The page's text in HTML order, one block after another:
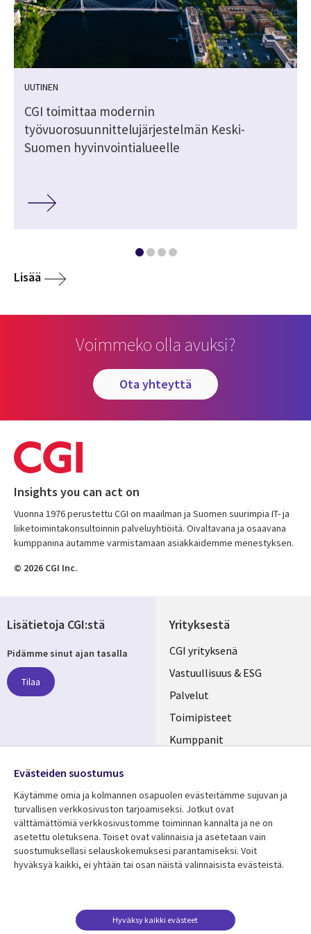
UUTINEN
CGI toimittaa modernin
työvuorosuunnittelujärjestelmän Keski-
Suomen hyvinvointialueelle
Lisää
Voimmeko olla avuksi?
ota yhteyttä
Insights you can act on
Vuonna 1976 perustettu CGI on maailman ja Suomen suurimpia IT- ja
liiketoimintakonsultoinnin palveluyhtiöitä. Oivaltavana ja osaavana
kumppanina autamme varmistamaan asiakkaidemme menestyksen.
© 2026 CGI Inc.
Yrityksestä
Useful
links
FINLAND
CGI yrityksenä
Vastuullisuus & ESG
Palvelut
Toimipisteet
Kumppanit
Resurssikeskus
Library
FINLAND
Asiakastarinat
Lisätietoa
Legal
Tietosuoja
Käyttöehdot
Lisätietoja CGI:stä
Pidämme sinut ajan tasalla
Tilaa
Media
FINLAND
Evästeiden suostumus
Käytämme omia ja kolmannen osapuolen evästeitämme sujuvan ja
turvallisen verkkosivuston tarjoamiseksi. Jotkut ovat
välttämättömiä verkkosivustomme toiminnan kannalta ja ne on
asetettu oletuksena. Toiset ovat valinnaisia ​​ja asetetaan vain
suostumuksellasi selauskokemuksesi parantamiseksi. Voit
hyväksyä kaikki, ei yhtään tai osan näistä valinnaisista evästeistä.
Hyväksy kaikki evästeet